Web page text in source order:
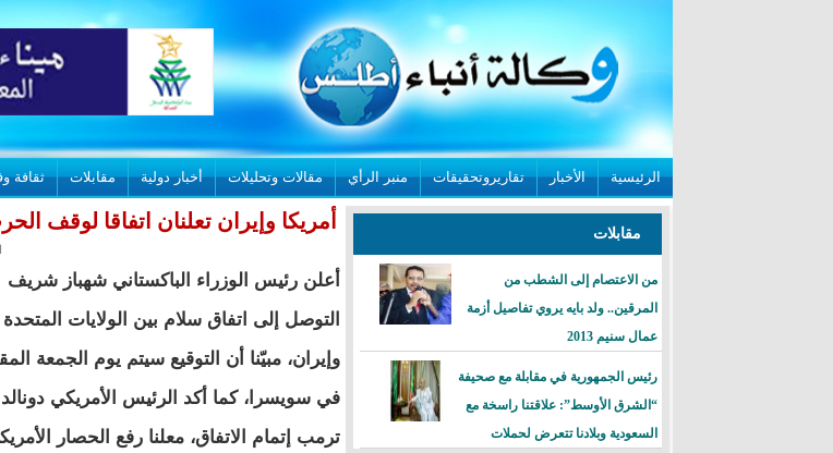
الرئيسية الأخبار تقاريروتحقيقات منبر الرأي مقالات وتحليلات أخبار دولية مقابلات ثقافة
مقابلات
من الاعتصام إلى الشطب من
المرقين.. ولد بايه يروي تفاصيل أزمة
عمال سنيم 2013
رئيس الجمهورية في مقابلة مع صحيفة
“الشرق الأوسط”: علاقتنا راسخة مع
السعودية وبلادنا تتعرض لحملات
أمريكا وإيران تعلنان اتفاقا لوقف
أعلن رئيس الوزراء الباكستاني شهباز شريف
التوصل إلى اتفاق سلام بين الولايات المتحدة
وإيران، مبيّنا أن التوقيع سيتم يوم الجمعة
في سويسرا، كما أكد الرئيس الأمريكي دونالد
ترمب إتمام الاتفاق، معلنا رفع الحصار